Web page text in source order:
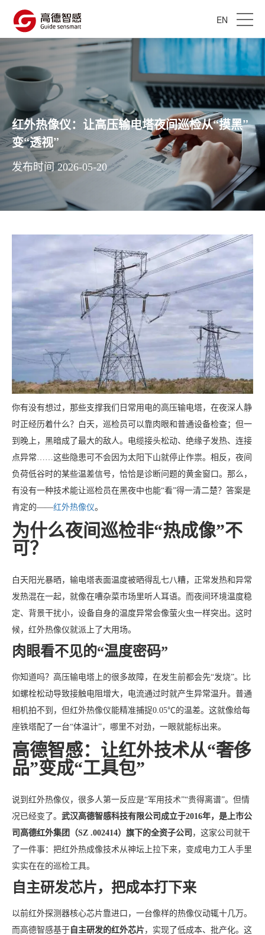
EN
红外热像仪：让高压输电塔夜间巡检从“摸黑”
变“透视”
发布时间 2026-05-20
你有没有想过，那些支撑我们日常用电的高压输电塔，在夜深人静
时正经历着什么？白天，巡检员可以靠肉眼和普通设备检查；但一
到晚上，黑暗成了最大的敌人。电缆接头松动、绝缘子发热、连接
点异常……这些隐患可不会因为太阳下山就停止作祟。相反，夜间
负荷低谷时的某些温差信号，恰恰是诊断问题的黄金窗口。那么，
有没有一种技术能让巡检员在黑夜中也能“看”得一清二楚？答案是
肯定的——红外热像仪。
为什么夜间巡检非“热成像”不
可？
白天阳光暴晒，输电塔表面温度被晒得乱七八糟，正常发热和异常
发热混在一起，就像在嘈杂菜市场里听人耳语。而夜间环境温度稳
定、背景干扰小，设备自身的温度异常会像萤火虫一样突出。这时
候，红外热像仪就派上了大用场。
肉眼看不见的“温度密码”
你知道吗？高压输电塔上的很多故障，在发生前都会先“发烧”。比
如螺栓松动导致接触电阻增大，电流通过时就产生异常温升。普通
相机拍不到，但红外热像仪能精准捕捉0.05℃的温差。这就像给每
座铁塔配了一台“体温计”，哪里不对劲，一眼就能标出来。
高德智感：让红外技术从“奢侈
品”变成“工具包”
说到红外热像仪，很多人第一反应是“军用技术”“贵得离谱”。但情
况已经变了。 武汉高德智感科技有限公司成立于2016年，是上市公
司高德红外集团（SZ .002414）旗下的全资子公司 ，这家公司就干
了一件事：把红外热成像技术从神坛上拉下来，变成电力工人手里
实实在在的巡检工具。
自主研发芯片，把成本打下来
以前红外探测器核心芯片靠进口，一台像样的热像仪动辄十几万。
而高德智感基于自主研发的红外芯片，实现了低成本、批产化。这